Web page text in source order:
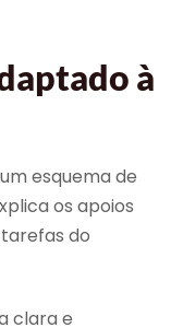
à
esquema de
os apoios
do
clara e